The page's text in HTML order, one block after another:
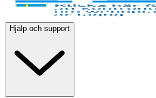
Hjälp och support